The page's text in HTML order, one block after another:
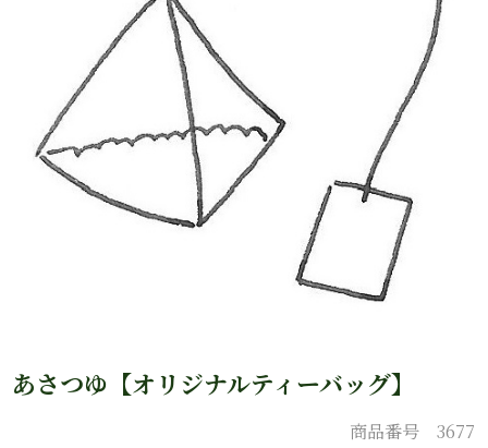
あさつゆ【オリジナルティーバッグ】
商品番号 3677